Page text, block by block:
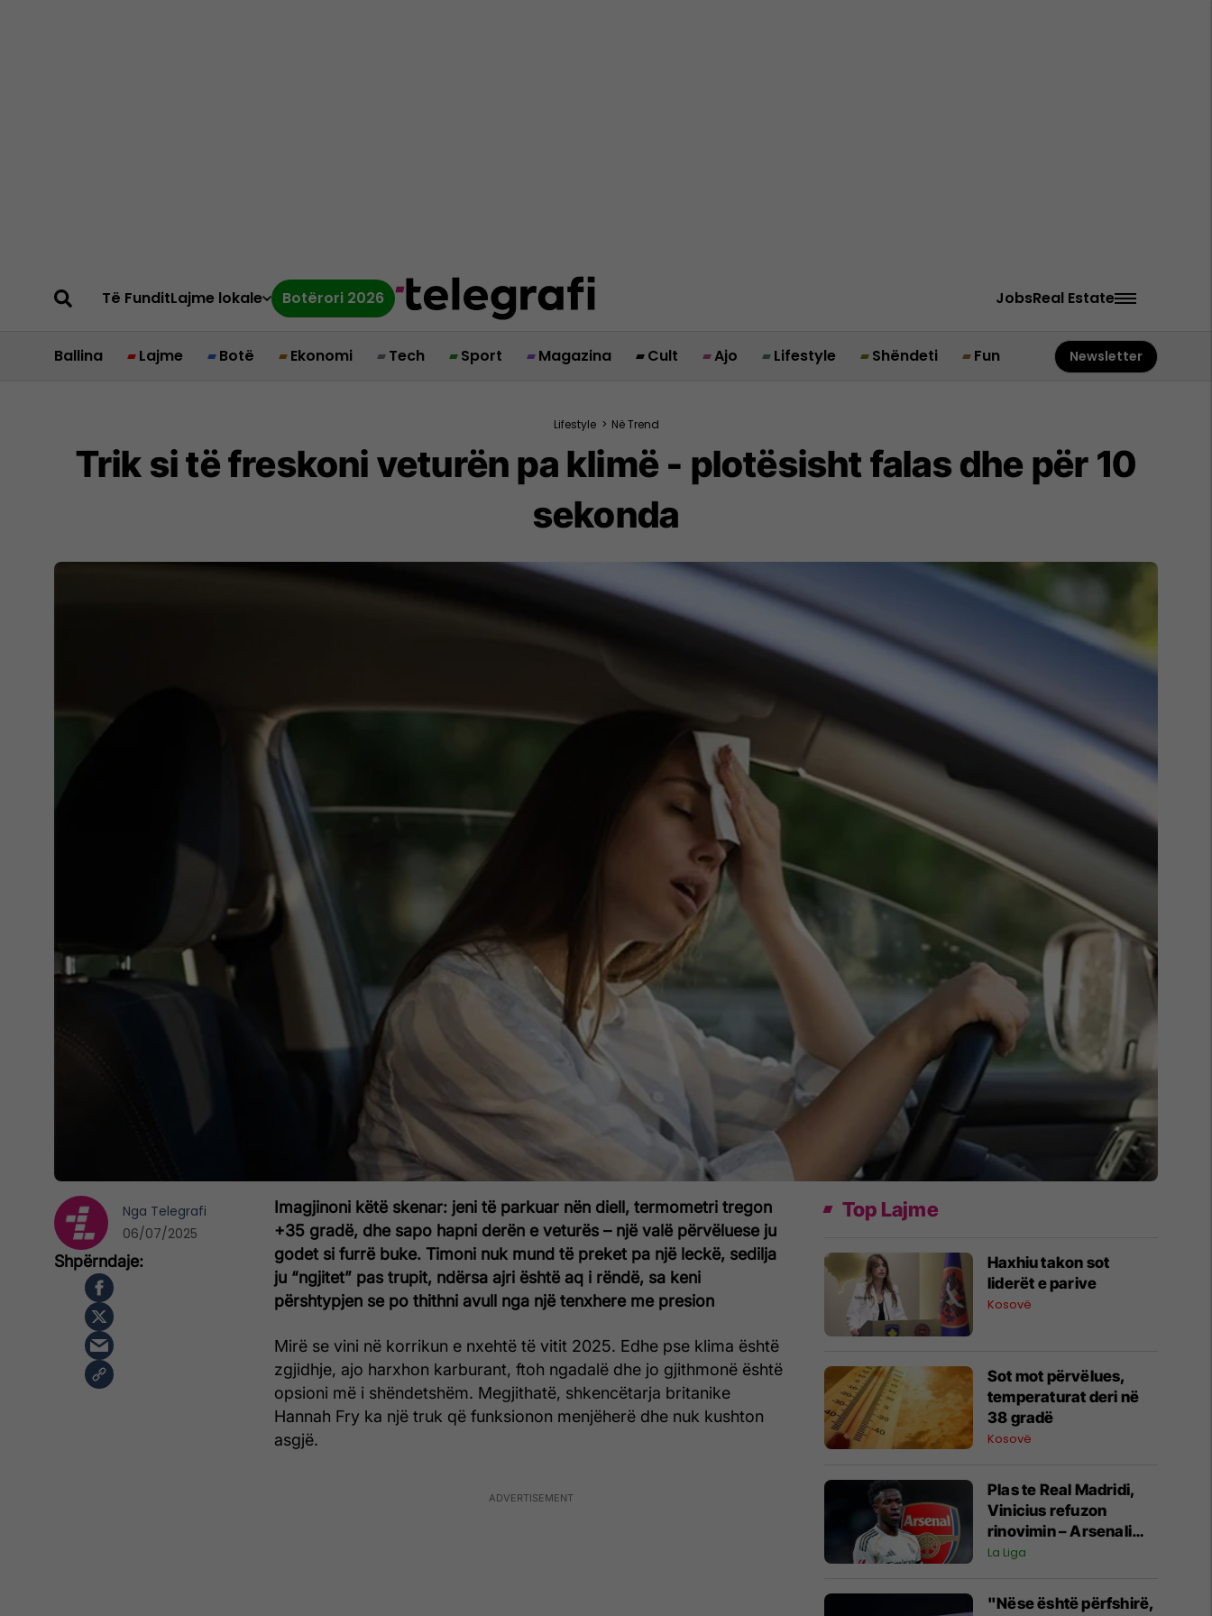
Të FunditLajme lokale Botërori 2026 JobsReal Estate
Ballina Lajme Botë Ekonomi Tech Sport Magazina Cult Ajo Lifestyle Shëndeti Fun Newsletter
Lifestyle > Në Trend
Trik si të freskoni veturën pa klimë - plotësisht falas dhe për 10
sekonda
Imagjinoni këtë skenar: jeni të parkuar nën diell, termometri tregon
+35 gradë, dhe sapo hapni derën e veturës – një valë përvëluese ju
godet si furrë buke. Timoni nuk mund të preket pa një leckë, sedilja
ju “ngjitet” pas trupit, ndërsa ajri është aq i rëndë, sa keni
përshtypjen se po thithni avull nga një tenxhere me presion
Mirë se vini në korrikun e nxehtë të vitit 2025. Edhe pse klima është
zgjidhje, ajo harxhon karburant, ftoh ngadalë dhe jo gjithmonë është
opsioni më i shëndetshëm. Megjithatë, shkencëtarja britanike
Hannah Fry ka një truk që funksionon menjëherë dhe nuk kushton
asgjë.
Nga Telegrafi
06/07/2025
Top Lajme
Haxhiu takon sot
liderët e parive
Kosovë
Sot mot përvëlues,
temperaturat deri në
38 gradë
Kosovë
Plas te Real Madridi,
Vinicius refuzon
rinovimin – Arsenali
gati ofertën 140
La Liga
"Nëse është përfshirë,